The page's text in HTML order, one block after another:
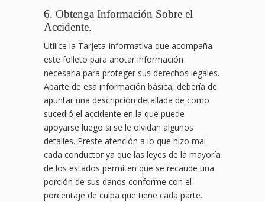
6. Obtenga Información Sobre el
Accidente.
Utilice la Tarjeta Informativa que acompaña
este folleto para anotar información
necesaria para proteger sus derechos legales.
Aparte de esa información básica, debería de
apuntar una descripción detallada de como
sucedió el accidente en la que puede
apoyarse luego si se le olvidan algunos
detalles. Preste atención a lo que hizo mal
cada conductor ya que las leyes de la mayoría
de los estados permiten que se recaude una
porción de sus danos conforme con el
porcentaje de culpa que tiene cada parte.